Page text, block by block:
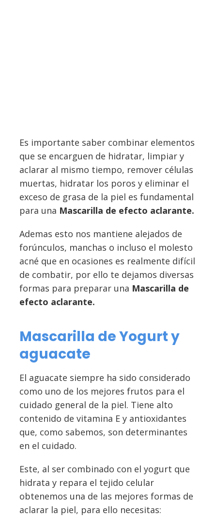
Es importante saber combinar elementos
que se encarguen de hidratar, limpiar y
aclarar al mismo tiempo, remover células
muertas, hidratar los poros y eliminar el
exceso de grasa de la piel es fundamental
para una Mascarilla de efecto aclarante.
Ademas esto nos mantiene alejados de
forúnculos, manchas o incluso el molesto
acné que en ocasiones es realmente difícil
de combatir, por ello te dejamos diversas
formas para preparar una Mascarilla de
efecto aclarante.
Mascarilla de Yogurt y
aguacate
El aguacate siempre ha sido considerado
como uno de los mejores frutos para el
cuidado general de la piel. Tiene alto
contenido de vitamina E y antioxidantes
que, como sabemos, son determinantes
en el cuidado.
Este, al ser combinado con el yogurt que
hidrata y repara el tejido celular
obtenemos una de las mejores formas de
aclarar la piel, para ello necesitas: